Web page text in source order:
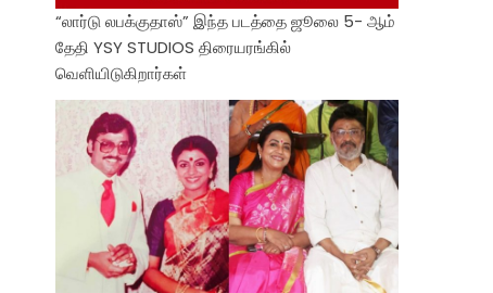
“லார்டு லபக்குதாஸ்” இந்த படத்தை ஜூலை 5- ஆம்
தேதி YSY STUDIOS திரையரங்கில்
வெளியிடுகிறார்கள்